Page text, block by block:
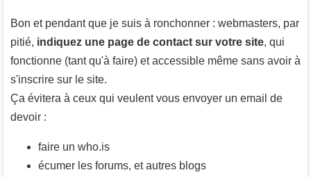
Bon et pendant que je suis à ronchonner : webmasters, par
pitié, indiquez une page de contact sur votre site, qui
fonctionne (tant qu'à faire) et accessible même sans avoir à
s'inscrire sur le site.
Ça évitera à ceux qui veulent vous envoyer un email de
devoir :
faire un who.is
écumer les forums, et autres blogs